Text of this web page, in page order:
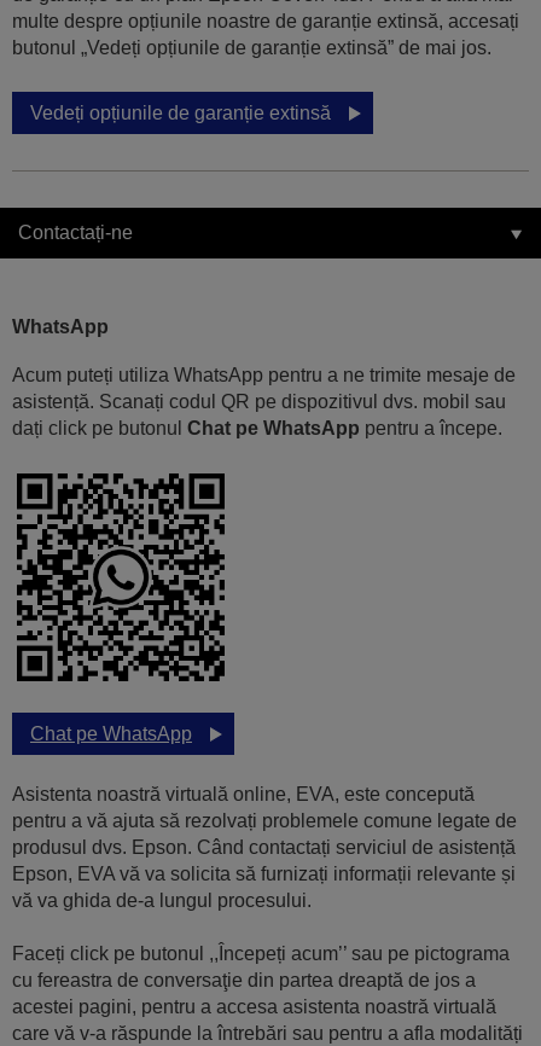
multe despre opțiunile noastre de garanție extinsă, accesați
butonul „Vedeți opțiunile de garanție extinsă” de mai jos.
Vedeți opțiunile de garanție extinsă
Contactați-ne
WhatsApp
Acum puteți utiliza WhatsApp pentru a ne trimite mesaje de
asistență. Scanați codul QR pe dispozitivul dvs. mobil sau
dați click pe butonul Chat pe WhatsApp pentru a începe.
Chat pe WhatsApp
Asistenta noastră virtuală online, EVA, este concepută
pentru a vă ajuta să rezolvați problemele comune legate de
produsul dvs. Epson. Când contactați serviciul de asistență
Epson, EVA vă va solicita să furnizați informații relevante și
vă va ghida de-a lungul procesului.
Faceți click pe butonul ,,Începeți acum’’ sau pe pictograma
cu fereastra de conversaţie din partea dreaptă de jos a
acestei pagini, pentru a accesa asistenta noastră virtuală
care vă v-a răspunde la întrebări sau pentru a afla modalități